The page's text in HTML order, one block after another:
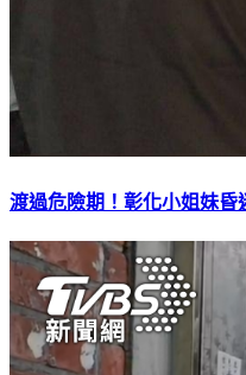
渡過危險期！彰化小姐妹